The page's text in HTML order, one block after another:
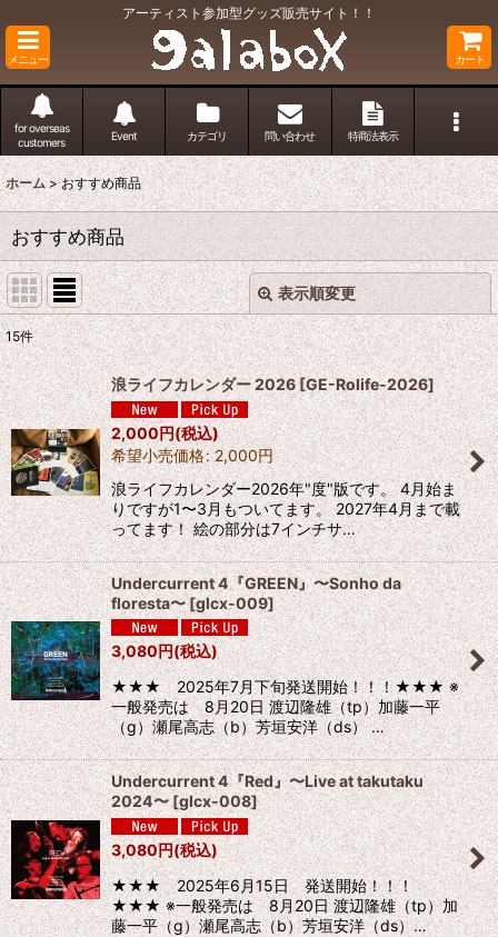
アーティスト参加型グッズ販売サイト！！
メニュー カート
for overseas
customers
Event カテゴリ 問い合わせ 特商法表示
ホーム > おすすめ商品
おすすめ商品
表示順変更
表示数:
並び順:
絞り込む
閉じる
15件
浪ライフカレンダー 2026[GE-Rolife-2026]
2,000円(税込)
希望小売価格: 2,000円
浪ライフカレンダー2026年"度"版です。 4月始ま
りですが1〜3月もついてます。 2027年4月まで載
ってます！ 絵の部分は7インチサ…
Undercurrent 4『GREEN』〜Sonho da
floresta〜[glcx-009]
3,080円(税込)
★★★ 2025年7月下旬発送開始！！！★★★ ※
一般発売は 8月20日 渡辺隆雄（tp）加藤一平
（g）瀬尾高志（b）芳垣安洋（ds） …
Undercurrent 4『Red』〜Live at takutaku
2024〜[glcx-008]
3,080円(税込)
★★★ 2025年6月15日 発送開始！！！
★★★ ※一般発売は 8月20日 渡辺隆雄（tp）加
藤一平（g）瀬尾高志（b）芳垣安洋（ds）…